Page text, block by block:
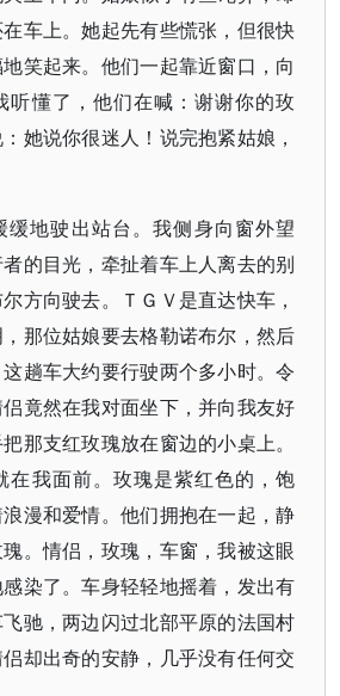
车上。她起先有些慌张，但很快
笑起来。他们一起靠近窗口，向
听懂了，他们在喊：谢谢你的玫
她说你很迷人！说完抱紧姑娘，
缓地驶出站台。我侧身向窗外望
的目光，牵扯着车上人离去的别
方向驶去。ＴＧＶ是直达快车，
那位姑娘要去格勒诺布尔，然后
趟车大约要行驶两个多小时。令
竟然在我对面坐下，并向我友好
那支红玫瑰放在窗边的小桌上。
在我面前。玫瑰是紫红色的，饱
漫和爱情。他们拥抱在一起，静
。情侣，玫瑰，车窗，我被这眼
染了。车身轻轻地摇着，发出有
驰，两边闪过北部平原的法国村
却出奇的安静，几乎没有任何交